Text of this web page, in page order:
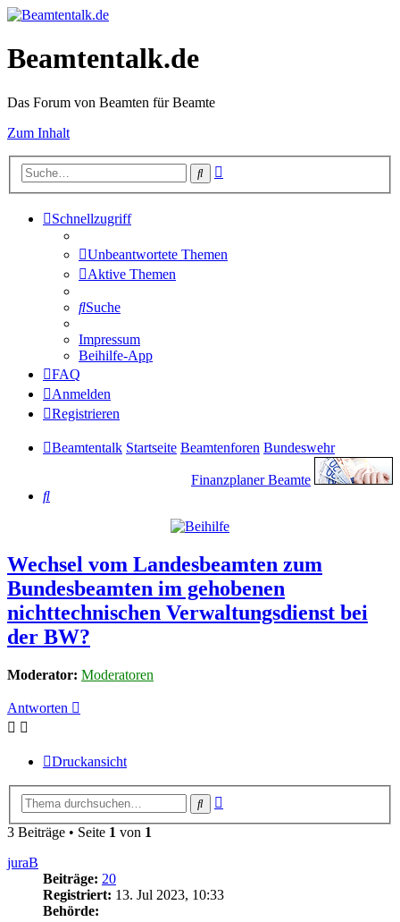
Beamtentalk.de
Das Forum von Beamten für Beamte
Zum Inhalt
Suche
Schnellzugriff
Unbeantwortete Themen
Aktive Themen
Suche
Impressum
Beihilfe-App
FAQ
Anmelden
Registrieren
Beamtentalk Startseite Beamtenforen Bundeswehr
Finanzplaner Beamte
Suche
Wechsel vom Landesbeamten zum
Bundesbeamten im gehobenen
nichttechnischen Verwaltungsdienst bei
der BW?
Moderator: Moderatoren
Antworten
Druckansicht
Suche
3 Beiträge • Seite 1 von 1
juraB
Beiträge: 20
Registriert: 13. Jul 2023, 10:33
Behörde: